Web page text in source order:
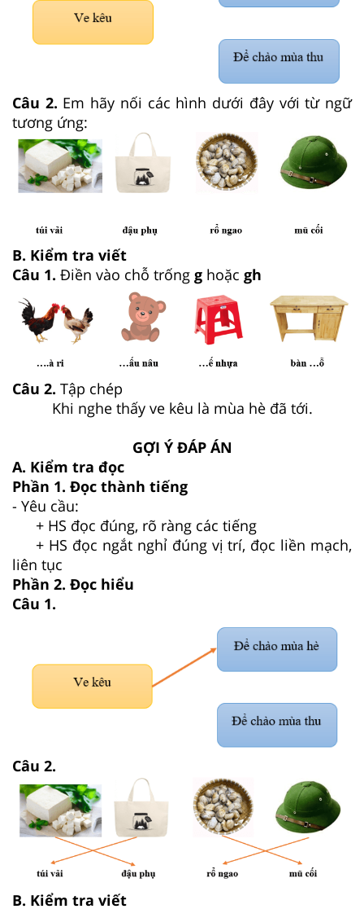
Câu 2. Em hãy nối các hình dưới đây với từ ngữ
tương ứng:
B. Kiểm tra viết
Câu 1. Điền vào chỗ trống g hoặc gh
Câu 2. Tập chép
Khi nghe thấy ve kêu là mùa hè đã tới.
GỢI Ý ĐÁP ÁN
A. Kiểm tra đọc
Phần 1. Đọc thành tiếng
- Yêu cầu:
+ HS đọc đúng, rõ ràng các tiếng
+ HS đọc ngắt nghỉ đúng vị trí, đọc liền mạch,
liên tục
Phần 2. Đọc hiểu
Câu 1.
Câu 2.
B. Kiểm tra viết